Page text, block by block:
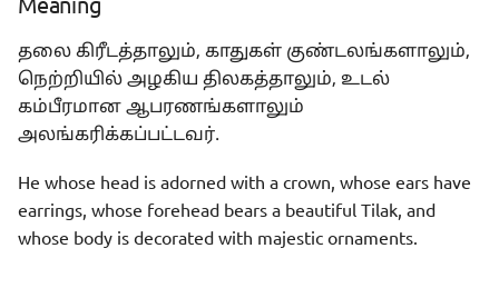
தலை கிரீடத்தாலும், காதுகள் குண்டலங்களாலும்,
நெற்றியில் அழகிய திலகத்தாலும், உடல்
கம்பீரமான ஆபரணங்களாலும்
அலங்கரிக்கப்பட்டவர்.
He whose head is adorned with a crown, whose ears have
earrings, whose forehead bears a beautiful Tilak, and
whose body is decorated with majestic ornaments.